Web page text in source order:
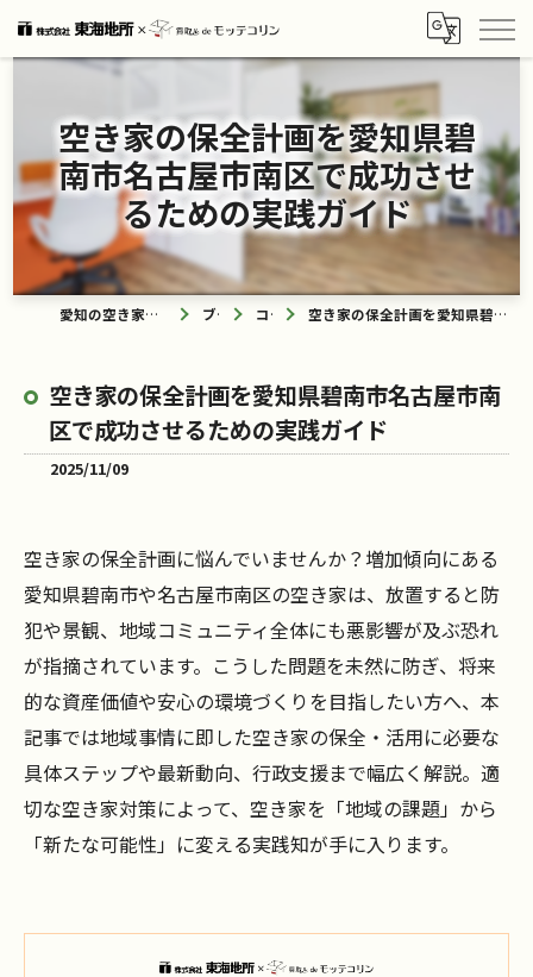
空き家の保全計画を愛知県碧
南市名古屋市南区で成功させ
るための実践ガイド
愛知の空き家なら買取ル de モッテコリン ブログ コラム 空き家の保全計画を愛知県碧南市名古屋市南区で成功させるための実践ガイド
空き家の保全計画を愛知県碧南市名古屋市南
区で成功させるための実践ガイド
2025/11/09
空き家の保全計画に悩んでいませんか？増加傾向にある
愛知県碧南市や名古屋市南区の空き家は、放置すると防
犯や景観、地域コミュニティ全体にも悪影響が及ぶ恐れ
が指摘されています。こうした問題を未然に防ぎ、将来
的な資産価値や安心の環境づくりを目指したい方へ、本
記事では地域事情に即した空き家の保全・活用に必要な
具体ステップや最新動向、行政支援まで幅広く解説。適
切な空き家対策によって、空き家を「地域の課題」から
「新たな可能性」に変える実践知が手に入ります。